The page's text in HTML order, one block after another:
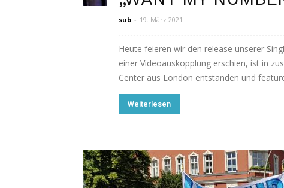
sub - 19. März 2021
Heute feieren wir den release unserer
einer Videoauskopplung erschien, ist in
Center aus London entstanden und
Weiterlesen